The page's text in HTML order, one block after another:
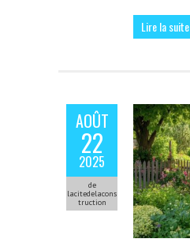
Lire la suite
AOÛT
22
2025
de
lacitedelacons
truction